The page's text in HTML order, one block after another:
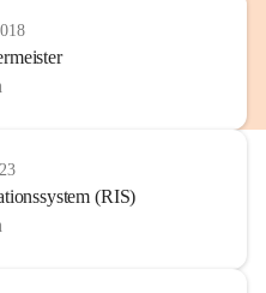
(RIS)